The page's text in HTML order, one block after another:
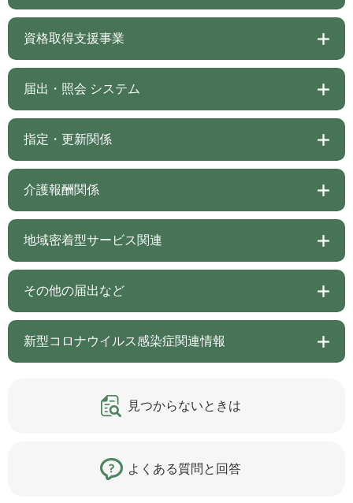
資格取得支援事業
届出・照会 システム
指定・更新関係
介護報酬関係
地域密着型サービス関連
その他の届出など
新型コロナウイルス感染症関連情報
見つからないときは
よくある質問と回答